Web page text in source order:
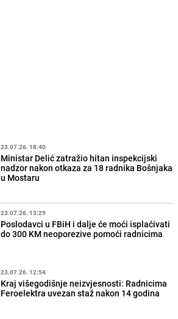
23.07.26. 18:40
Ministar Delić zatražio hitan inspekcijski
nadzor nakon otkaza za 18 radnika Bošnjaka
u Mostaru
23.07.26. 13:29
Poslodavci u FBiH i dalje će moći isplaćivati
do 300 KM neoporezive pomoći radnicima
23.07.26. 12:54
Kraj višegodišnje neizvjesnosti: Radnicima
Feroelektra uvezan staž nakon 14 godina